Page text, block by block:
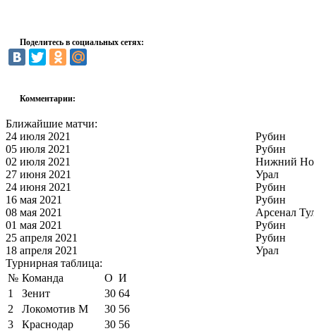
Поделитесь в социальных сетях:
Комментарии:
Ближайшие матчи:
24 июля 2021
Рубин
05 июля 2021
Рубин
02 июля 2021
Нижний
27 июня 2021
Урал
24 июня 2021
Рубин
16 мая 2021
Рубин
08 мая 2021
Арсенал
01 мая 2021
Рубин
25 апреля 2021
Рубин
18 апреля 2021
Урал
Турнирная таблица:
№ Команда О И
1
Зенит 30 64
2
Локомотив М 30 56
3
Краснодар 30 56